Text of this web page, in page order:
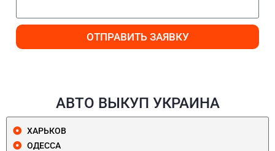
ОТПРАВИТЬ ЗАЯВКУ
АВТО ВЫКУП УКРАИНА
ХАРЬКОВ
ОДЕССА